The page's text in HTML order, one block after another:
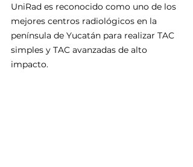
UniRad es reconocido como uno de los
mejores centros radiológicos en la
península de Yucatán para realizar TAC
simples y TAC avanzadas de alto
impacto.